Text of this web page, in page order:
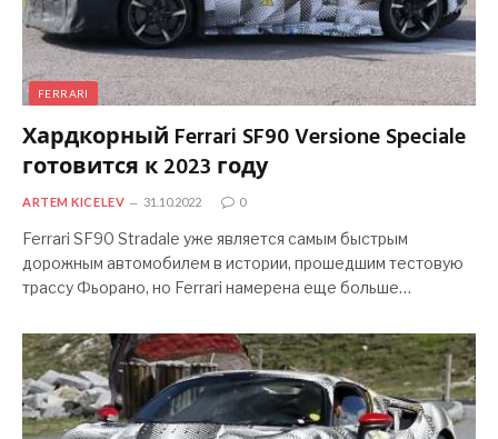
FERRARI
Хардкорный Ferrari SF90 Versione Speciale
готовится к 2023 году
ARTEM KICELEV 31.10.2022 0
Ferrari SF90 Stradale уже является самым быстрым
дорожным автомобилем в истории, прошедшим тестовую
трассу Фьорано, но Ferrari намерена еще больше…